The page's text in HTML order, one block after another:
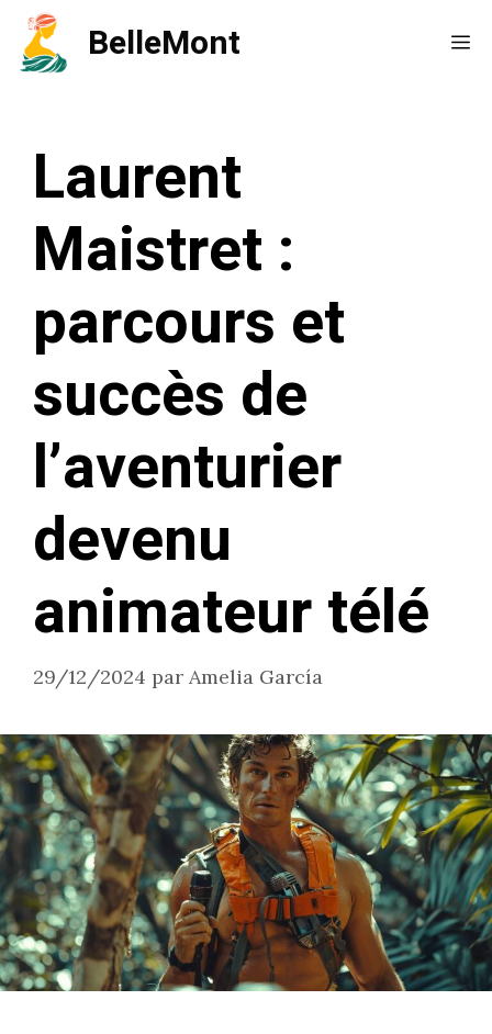
Aller
BelleMont
Laurent
Maistret :
parcours et
succès de
l’aventurier
devenu
animateur télé
29/12/2024 par Amelia García